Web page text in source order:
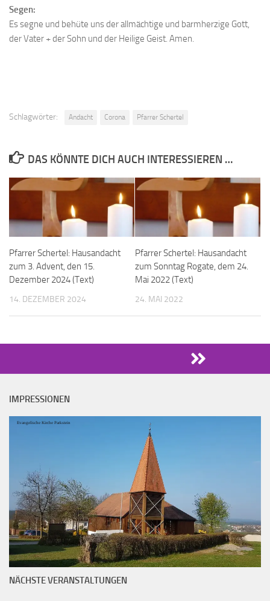
Segen:
Es segne und behüte uns der allmächtige und barmherzige Gott,
der Vater + der Sohn und der Heilige Geist. Amen.
Schlagwörter: Andacht Corona Pfarrer Schertel
DAS KÖNNTE DICH AUCH INTERESSIEREN …
Pfarrer Schertel: Hausandacht
zum 3. Advent, den 15.
Dezember 2024 (Text)
14. DEZEMBER 2024
Pfarrer Schertel: Hausandacht
zum Sonntag Rogate, dem 24.
Mai 2022 (Text)
24. MAI 2022
IMPRESSIONEN
Evangelische Kirche Parkstein
NÄCHSTE VERANSTALTUNGEN